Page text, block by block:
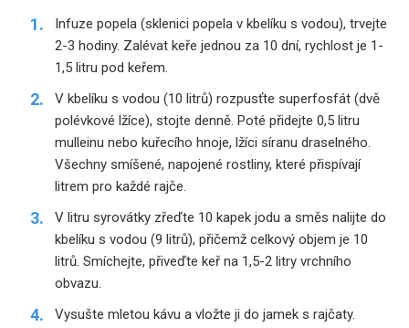
Infuze popela (sklenici popela v kbelíku s vodou), trvejte
2-3 hodiny. Zalévat keře jednou za 10 dní, rychlost je 1-
1,5 litru pod keřem.
V kbelíku s vodou (10 litrů) rozpusťte superfosfát (dvě
polévkové lžíce), stojte denně. Poté přidejte 0,5 litru
mulleinu nebo kuřecího hnoje, lžíci síranu draselného.
Všechny smíšené, napojené rostliny, které přispívají
litrem pro každé rajče.
V litru syrovátky zřeďte 10 kapek jodu a směs nalijte do
kbelíku s vodou (9 litrů), přičemž celkový objem je 10
litrů. Smíchejte, přiveďte keř na 1,5-2 litry vrchního
obvazu.
Vysušte mletou kávu a vložte ji do jamek s rajčaty.